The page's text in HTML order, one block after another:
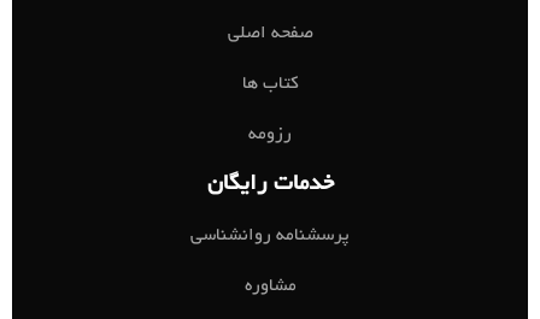
صفحه اصلی
کتاب ها
رزومه
خدمات رایگان
پرسشنامه روانشناسی
مشاوره